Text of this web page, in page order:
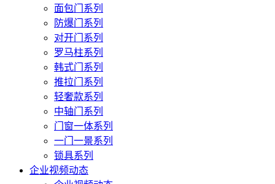
面包门系列
防爆门系列
对开门系列
罗马柱系列
韩式门系列
推拉门系列
轻奢款系列
中轴门系列
门窗一体系列
一门一景系列
锁具系列
企业视频动态